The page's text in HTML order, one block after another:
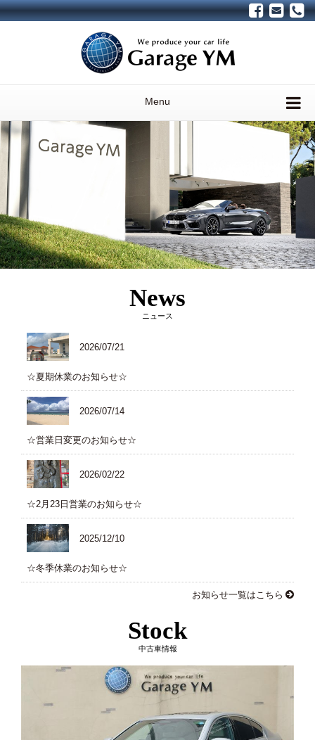
Menu
News
ニュース
2026/07/21
☆夏期休業のお知らせ☆
2026/07/14
☆営業日変更のお知らせ☆
2026/02/22
☆2月23日営業のお知らせ☆
2025/12/10
☆冬季休業のお知らせ☆
お知らせ一覧はこちら
Stock
中古車情報